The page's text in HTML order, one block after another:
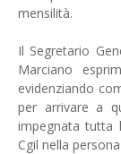
mensilità.
Il Segretario
Marciano
evidenziando
per arrivare a
impegnata tutta
Cgil nella